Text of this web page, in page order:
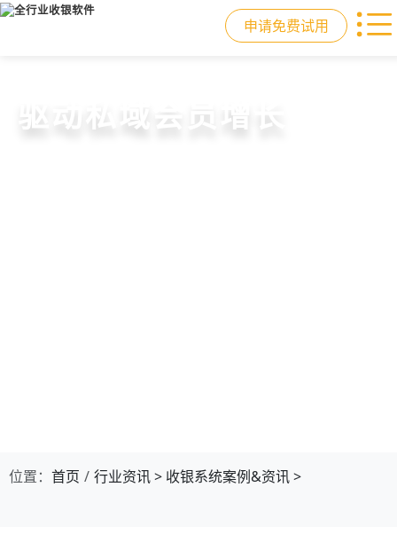
申请免费试用
门店收银，就用店易
重塑门店运营体验
驱动私域会员增长
快速拓展生意边界
位置： 首页 行业资讯> 收银系统案例&资讯>